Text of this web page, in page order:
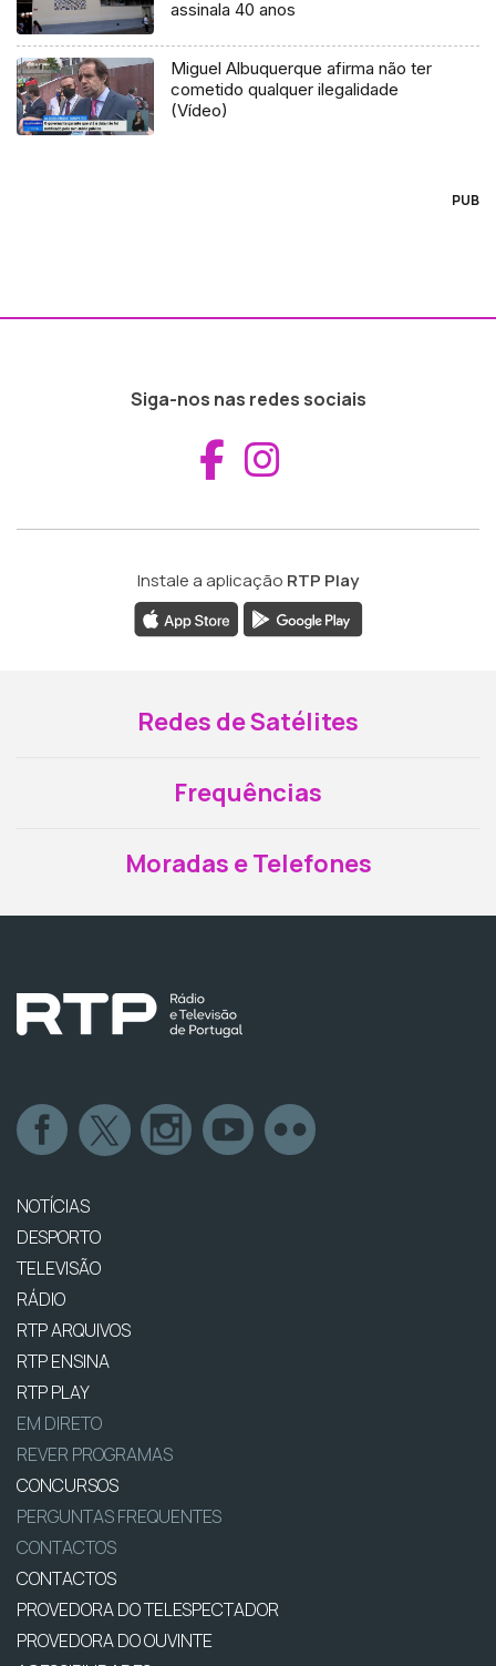
assinala 40 anos
Miguel Albuquerque afirma não ter
cometido qualquer ilegalidade
(Vídeo)
PUB
Siga-nos nas redes sociais
Aceder ao
Instale a aplicação RTP Play
Redes de Satélites
Frequências
Moradas e Telefones
NOTÍCIAS
DESPORTO
TELEVISÃO
RÁDIO
RTP ARQUIVOS
RTP ENSINA
RTP PLAY
EM DIRETO
REVER PROGRAMAS
CONCURSOS
PERGUNTAS FREQUENTES
CONTACTOS
CONTACTOS
PROVEDORA DO TELESPECTADOR
PROVEDORA DO OUVINTE